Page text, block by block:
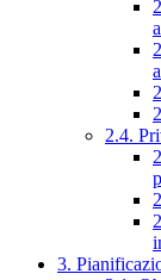
2.4.
3.